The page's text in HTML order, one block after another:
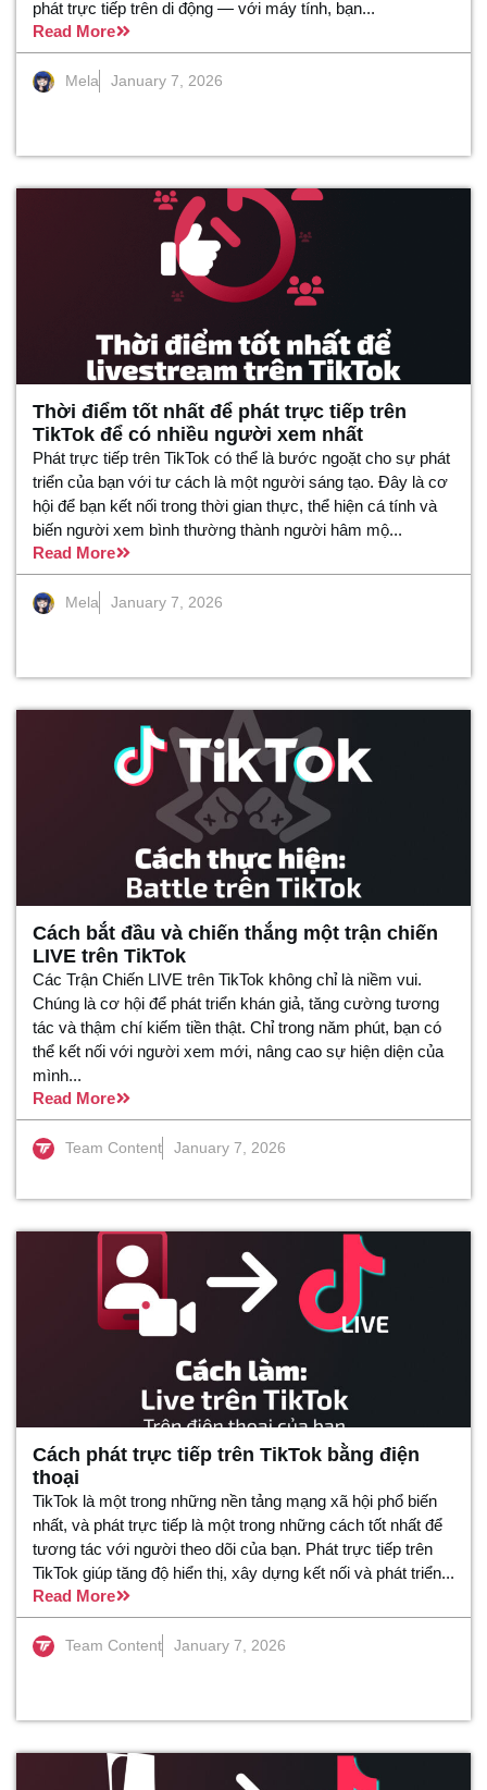
phát trực tiếp trên di động — với máy tính, bạn...
Read More
Mela January 7, 2026
Thời điểm tốt nhất để phát trực tiếp trên
TikTok để có nhiều người xem nhất
Phát trực tiếp trên TikTok có thể là bước ngoặt cho sự phát
triển của bạn với tư cách là một người sáng tạo. Đây là cơ
hội để bạn kết nối trong thời gian thực, thể hiện cá tính và
biến người xem bình thường thành người hâm mộ...
Read More
Mela January 7, 2026
Cách bắt đầu và chiến thắng một trận chiến
LIVE trên TikTok
Các Trận Chiến LIVE trên TikTok không chỉ là niềm vui.
Chúng là cơ hội để phát triển khán giả, tăng cường tương
tác và thậm chí kiếm tiền thật. Chỉ trong năm phút, bạn có
thể kết nối với người xem mới, nâng cao sự hiện diện của
mình...
Read More
Team Content January 7, 2026
Cách phát trực tiếp trên TikTok bằng điện
thoại
TikTok là một trong những nền tảng mạng xã hội phổ biến
nhất, và phát trực tiếp là một trong những cách tốt nhất để
tương tác với người theo dõi của bạn. Phát trực tiếp trên
TikTok giúp tăng độ hiển thị, xây dựng kết nối và phát triển...
Read More
Team Content January 7, 2026